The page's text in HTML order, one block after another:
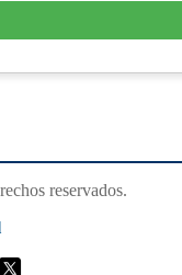
reservados.